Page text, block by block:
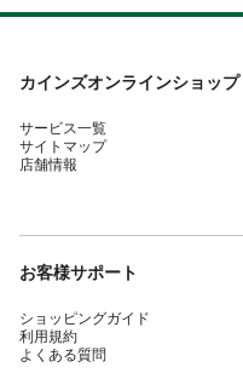
カインズオンラインショップ
サービス一覧
サイトマップ
店舗情報
お客様サポート
ショッピングガイド
利用規約
よくある質問